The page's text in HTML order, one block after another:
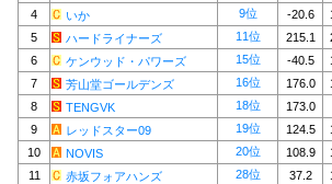
4
いか 9位 -20.6
5
ハードライナーズ 11位 215.1
6
ケンウッド・パワーズ 15位 -40.5
7
芳山堂ゴールデンズ 16位 176.0
8
TENGVK 18位
173.0
9
レッドスター09 19位 124.5
10
NOVIS 20位 108.9
11
赤坂フォアハンズ 28位 37.2